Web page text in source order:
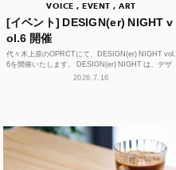
VOICE , EVENT , ART
[イベント] DESIGN(er) NIGHT v
ol.6 開催
代々木上原のOPRCTにて、DESIGN(er) NIGHT vol.
6を開催いたします。 DESIGN(er) NIGHT は、デザ
イナー、デザインに...2026.7.16